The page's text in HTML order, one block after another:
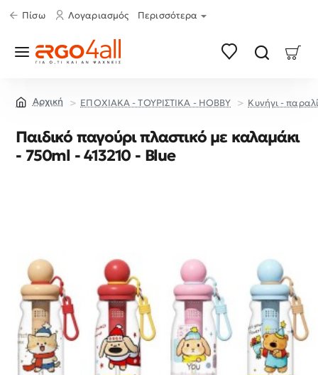
Πίσω Λογαριασμός Περισσότερα
ΕΠΟΧΙΑΚΑ - ΤΟΥΡΙΣΤΙΚΑ - HOBBY Κυνήγι -
Παιδικό παγούρι πλαστικό με καλαμάκι
- 750ml - 413210 - Blue